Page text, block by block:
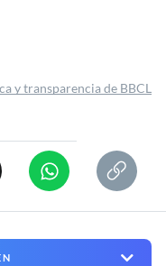
y transparencia de BBCL